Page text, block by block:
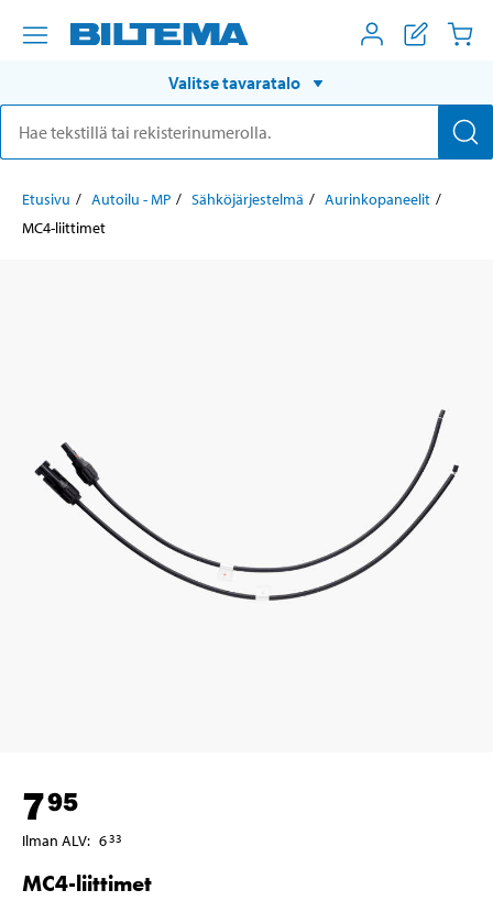
Valitse tavaratalo
Etusivu Autoilu - MP Sähköjärjestelmä
Aurinkopaneelit
MC4-liittimet
795
Ilman ALV: 633
MC4-liittimet